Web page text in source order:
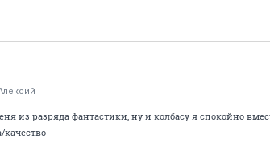
из разряда фантастики, ну и колбасу я спокойно
качество